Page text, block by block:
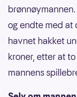
og endte med at
havnet hakket
kroner, etter at
mannens